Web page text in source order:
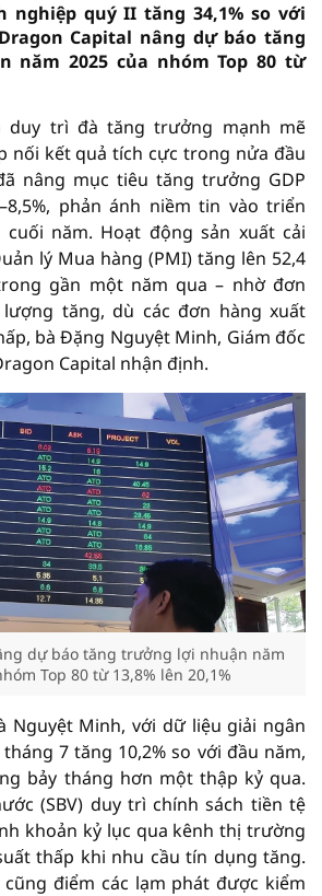
nghiệp quý II tăng 34,1% so với
Capital nâng dự báo tăng
năm 2025 của nhóm Top 80 từ
duy trì đà tăng trưởng mạnh mẽ
nối kết quả tích cực trong nửa đầu
nâng mục tiêu tăng trưởng GDP
phản ánh niềm tin vào triển
năm. Hoạt động sản xuất cải
lý Mua hàng (PMI) tăng lên 52,4
gần một năm qua – nhờ đơn
tăng, dù các đơn hàng xuất
bà Đặng Nguyệt Minh, Giám đốc
Capital nhận định.
dự báo tăng trưởng lợi nhuận năm
Top 80 từ 13,8% lên 20,1%
Nguyệt Minh, với dữ liệu giải ngân
7 tăng 10,2% so với đầu năm,
bảy tháng hơn một thập kỷ qua.
(SBV) duy trì chính sách tiền tệ
khoản kỷ lục qua kênh thị trường
thấp khi nhu cầu tín dụng tăng.
điểm các lạm phát được kiểm